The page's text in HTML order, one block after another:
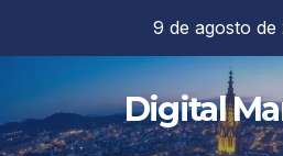
contenido
9 de agosto de
Digital